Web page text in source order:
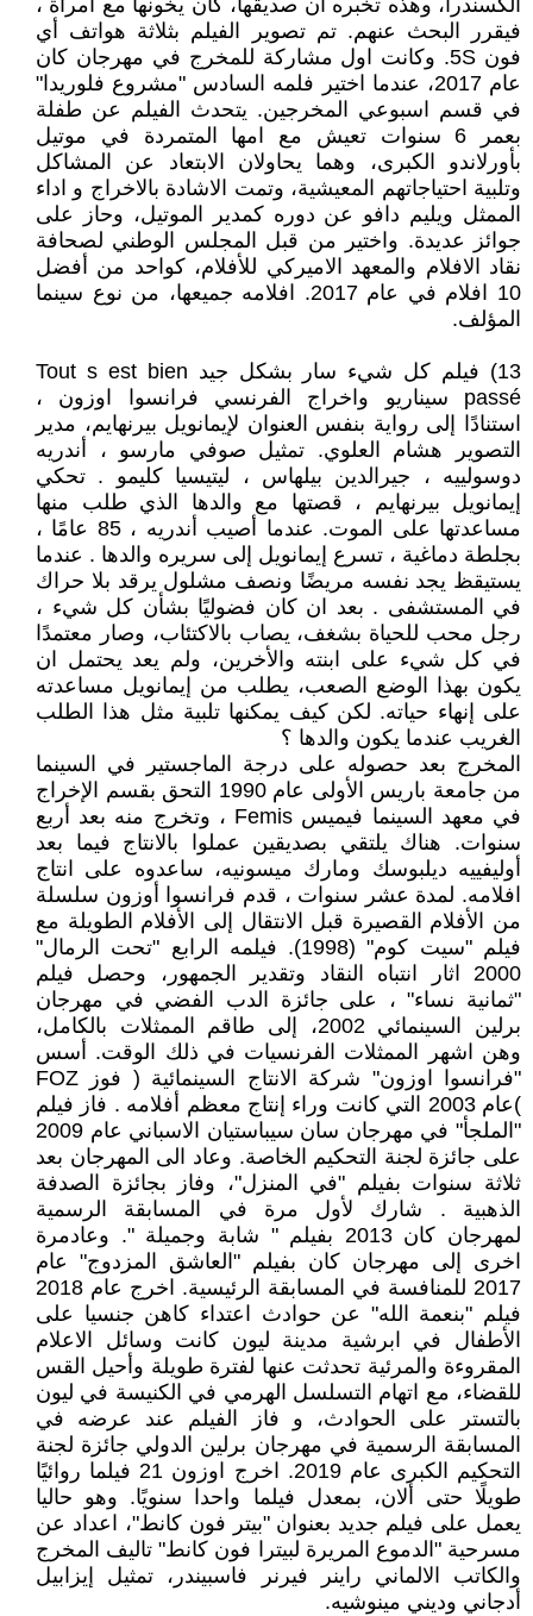
الكسندرا، وهذه تخبره ان صديقها، كان يخونها مع امرأة ،
فيقرر البحث عنهم. تم تصوير الفيلم بثلاثة هواتف أي
فون 5S. وكانت اول مشاركة للمخرج في مهرجان كان
عام 2017، عندما اختير فلمه السادس "مشروع فلوريدا"
في قسم اسبوعي المخرجين. يتحدث الفيلم عن طفلة
بعمر 6 سنوات تعيش مع امها المتمردة في موتيل
بأورلاندو الكبرى، وهما يحاولان الابتعاد عن المشاكل
وتلبية احتياجاتهم المعيشية، وتمت الاشادة بالاخراج و اداء
الممثل ويليم دافو عن دوره كمدير الموتيل، وحاز على
جوائز عديدة. واختير من قبل المجلس الوطني لصحافة
نقاد الافلام والمعهد الاميركي للأفلام، كواحد من أفضل
10 افلام في عام 2017. افلامه جميعها، من نوع سينما
المؤلف.
13) فيلم كل شيء سار بشكل جيد Tout s est bien
passé سيناريو واخراج الفرنسي فرانسوا اوزون ،
استنادًا إلى رواية بنفس العنوان لإيمانويل بيرنهايم، مدير
التصوير هشام العلوي. تمثيل صوفي مارسو ، أندريه
دوسولييه ، جيرالدين بيلهاس ، ليتيسيا كليمو . تحكي
إيمانويل بيرنهايم ، قصتها مع والدها الذي طلب منها
مساعدتها على الموت. عندما أصيب أندريه ، 85 عامًا ،
بجلطة دماغية ، تسرع إيمانويل إلى سريره والدها . عندما
يستيقظ يجد نفسه مريضًا ونصف مشلول يرقد بلا حراك
في المستشفى . بعد ان كان فضوليًا بشأن كل شيء ،
رجل محب للحياة بشغف، يصاب بالاكتئاب، وصار معتمدًا
في كل شيء على ابنته والأخرين، ولم يعد يحتمل ان
يكون بهذا الوضع الصعب، يطلب من إيمانويل مساعدته
على إنهاء حياته. لكن كيف يمكنها تلبية مثل هذا الطلب
الغريب عندما يكون والدها ؟
المخرج بعد حصوله على درجة الماجستير في السينما
من جامعة باريس الأولى عام 1990 التحق بقسم الإخراج
في معهد السينما فيميس Femis ، وتخرج منه بعد أربع
سنوات. هناك يلتقي بصديقين عملوا بالانتاج فيما بعد
أوليفييه ديلبوسك ومارك ميسونيه، ساعدوه على انتاج
افلامه. لمدة عشر سنوات ، قدم فرانسوا أوزون سلسلة
من الأفلام القصيرة قبل الانتقال إلى الأفلام الطويلة مع
فيلم "سيت كوم" (1998). فيلمه الرابع "تحت الرمال"
2000 اثار انتباه النقاد وتقدير الجمهور، وحصل فيلم
"ثمانية نساء" ، على جائزة الدب الفضي في مهرجان
برلين السينمائي 2002، إلى طاقم الممثلات بالكامل،
وهن اشهر الممثلات الفرنسيات في ذلك الوقت. أسس
"فرانسوا اوزون" شركة الانتاج السينمائية ( فوز FOZ
)عام 2003 التي كانت وراء إنتاج معظم أفلامه . فاز فيلم
"الملجأ" في مهرجان سان سيباستيان الاسباني عام 2009
على جائزة لجنة التحكيم الخاصة. وعاد الى المهرجان بعد
ثلاثة سنوات بفيلم "في المنزل"، وفاز بجائزة الصدفة
الذهبية . شارك لأول مرة في المسابقة الرسمية
لمهرجان كان 2013 بفيلم " شابة وجميلة ". وعادمرة
اخرى إلى مهرجان كان بفيلم "العاشق المزدوج" عام
2017 للمنافسة في المسابقة الرئيسية. اخرج عام 2018
فيلم "بنعمة الله" عن حوادث اعتداء كاهن جنسيا على
الأطفال في ابرشية مدينة ليون كانت وسائل الاعلام
المقروءة والمرئية تحدثت عنها لفترة طويلة وأحيل القس
للقضاء، مع اتهام التسلسل الهرمي في الكنيسة في ليون
بالتستر على الحوادث، و فاز الفيلم عند عرضه في
المسابقة الرسمية في مهرجان برلين الدولي جائزة لجنة
التحكيم الكبرى عام 2019. اخرج اوزون 21 فيلما روائيًا
طويلًا حتى ألان، بمعدل فيلما واحدا سنويًا. وهو حاليا
يعمل على فيلم جديد بعنوان "بيتر فون كانط"، اعداد عن
مسرحية "الدموع المريرة لبيترا فون كانط" تاليف المخرج
والكاتب الالماني راينر فيرنر فاسبيندر، تمثيل إيزابيل
أدجاني وديني مينوشيه.